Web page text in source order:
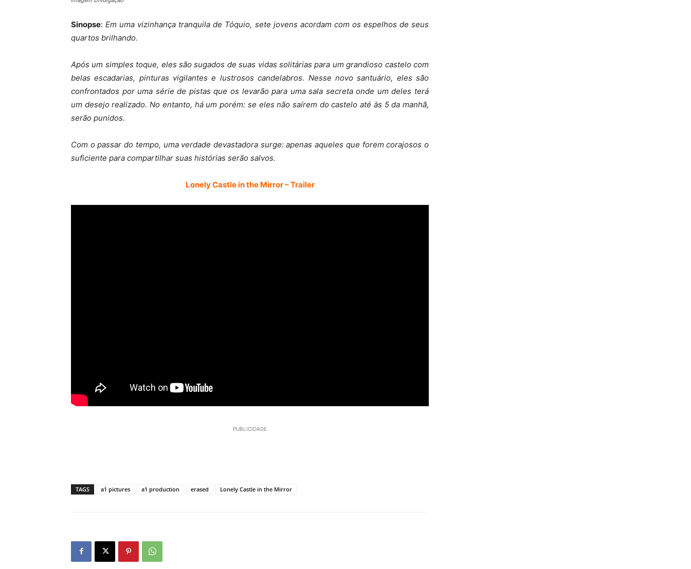
Sinopse:Em uma vizinhança tranquila de Tóquio, sete jovens acordam com os espelhos de seus
quartos brilhando.
Após um simples toque, eles são sugados de suas vidas solitárias para um grandioso castelo com
belas escadarias, pinturas vigilantes e lustrosos candelabros. Nesse novo santuário, eles são
confrontados por uma série de pistas que os levarão para uma sala secreta onde um deles terá
um desejo realizado. No entanto, há um porém: se eles não saírem do castelo até às 5 da manhã,
serão punidos.
Com o passar do tempo, uma verdade devastadora surge: apenas aqueles que forem corajosos o
suficiente para compartilhar suas histórias serão salvos.
Lonely Castle in the Mirror – Trailer
PUBLICIDADE
TAGS a1 pictures a1 production erased Lonely Castle in the Mirror